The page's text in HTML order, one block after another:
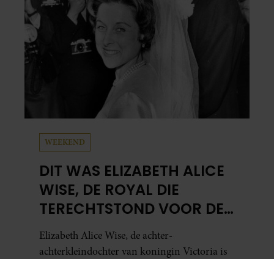
WEEKEND
DIT WAS ELIZABETH ALICE
WISE, DE ROYAL DIE
TERECHTSTOND VOOR DE
DOOD VAN HAAR BABY
Elizabeth Alice Wise, de achter-
achterkleindochter van koningin Victoria is